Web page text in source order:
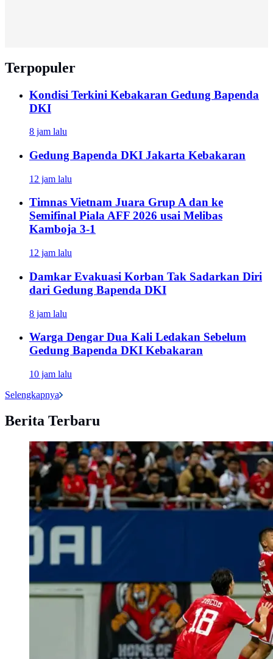
Terpopuler
Kondisi Terkini Kebakaran Gedung Bapenda
DKI
8 jam lalu
Gedung Bapenda DKI Jakarta Kebakaran
12 jam lalu
Timnas Vietnam Juara Grup A dan ke
Semifinal Piala AFF 2026 usai Melibas
Kamboja 3-1
12 jam lalu
Damkar Evakuasi Korban Tak Sadarkan Diri
dari Gedung Bapenda DKI
8 jam lalu
Warga Dengar Dua Kali Ledakan Sebelum
Gedung Bapenda DKI Kebakaran
10 jam lalu
Selengkapnya
Berita Terbaru